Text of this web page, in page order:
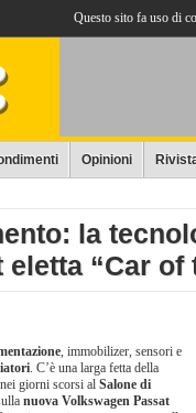
Opinioni
la
“Car of
, immobilizer, sensori e
. C’è una larga fetta della
giorni scorsi al Salone di
nuova Volkswagen Passat
Questo sito fa uso di